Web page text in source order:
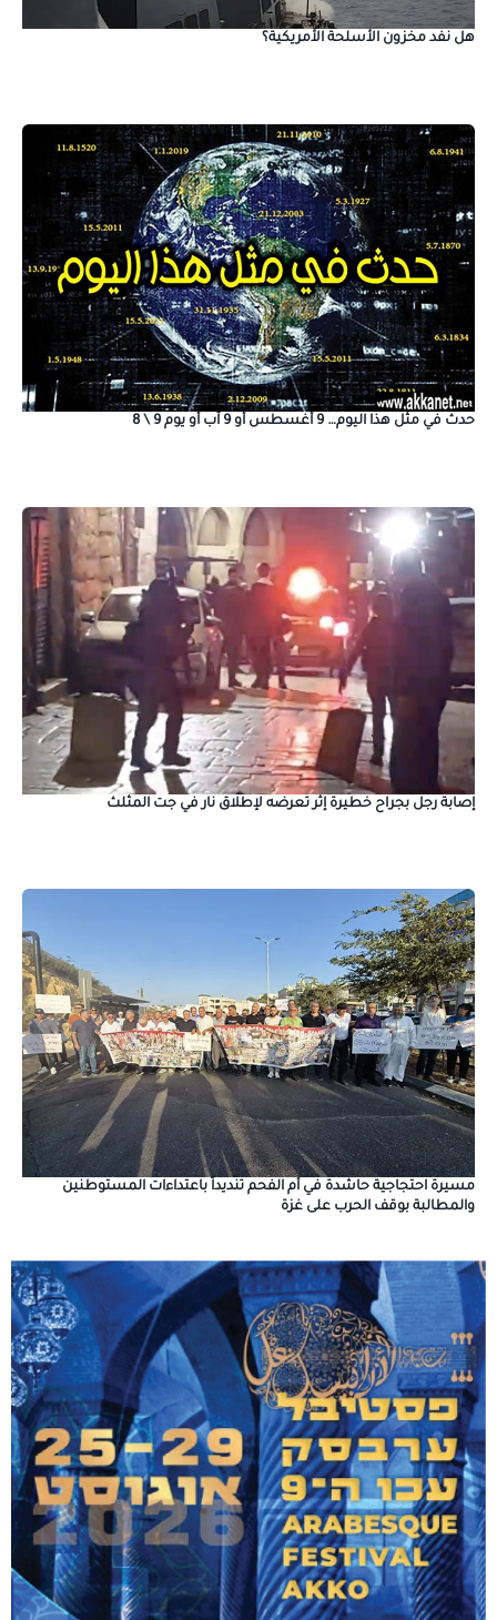
هل نفد مخزون الأسلحة الأمريكية؟
حدث في مثل هذا اليوم… 9 أغسطس أو 9 آب أو يوم 9 \ 8
إصابة رجل بجراح خطيرة إثر تعرضه لإطلاق نار في جت المثلث
مسيرة احتجاجية حاشدة في أم الفحم تنديداً باعتداءات المستوطنين
والمطالبة بوقف الحرب على غزة